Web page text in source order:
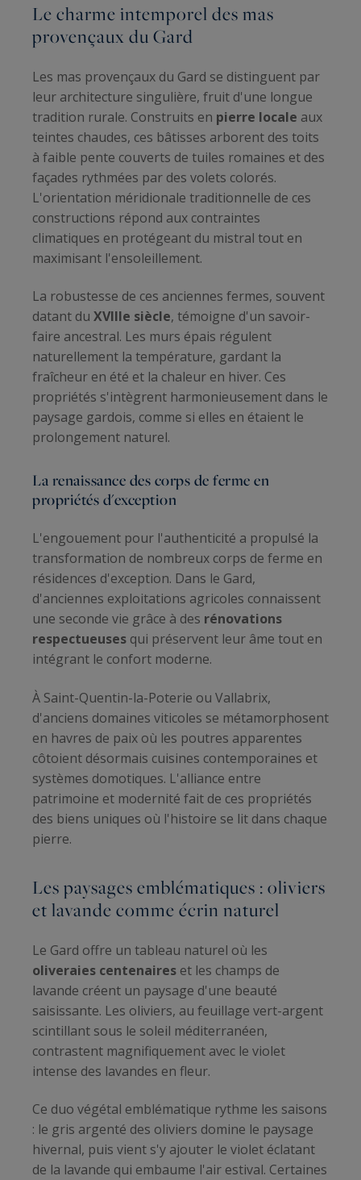
Le charme intemporel des mas
provençaux du Gard
Les mas provençaux du Gard se distinguent par
leur architecture singulière, fruit d'une longue
tradition rurale. Construits en pierre locale aux
teintes chaudes, ces bâtisses arborent des toits
à faible pente couverts de tuiles romaines et des
façades rythmées par des volets colorés.
L'orientation méridionale traditionnelle de ces
constructions répond aux contraintes
climatiques en protégeant du mistral tout en
maximisant l'ensoleillement.
La robustesse de ces anciennes fermes, souvent
datant du XVIIIe siècle, témoigne d'un savoir-
faire ancestral. Les murs épais régulent
naturellement la température, gardant la
fraîcheur en été et la chaleur en hiver. Ces
propriétés s'intègrent harmonieusement dans le
paysage gardois, comme si elles en étaient le
prolongement naturel.
La renaissance des corps de ferme en
propriétés d'exception
L'engouement pour l'authenticité a propulsé la
transformation de nombreux corps de ferme en
résidences d'exception. Dans le Gard,
d'anciennes exploitations agricoles connaissent
une seconde vie grâce à des rénovations
respectueuses qui préservent leur âme tout en
intégrant le confort moderne.
À Saint-Quentin-la-Poterie ou Vallabrix,
d'anciens domaines viticoles se métamorphosent
en havres de paix où les poutres apparentes
côtoient désormais cuisines contemporaines et
systèmes domotiques. L'alliance entre
patrimoine et modernité fait de ces propriétés
des biens uniques où l'histoire se lit dans chaque
pierre.
Les paysages emblématiques : oliviers
et lavande comme écrin naturel
Le Gard offre un tableau naturel où les
oliveraies centenaires et les champs de
lavande créent un paysage d'une beauté
saisissante. Les oliviers, au feuillage vert-argent
scintillant sous le soleil méditerranéen,
contrastent magnifiquement avec le violet
intense des lavandes en fleur.
Ce duo végétal emblématique rythme les saisons
: le gris argenté des oliviers domine le paysage
hivernal, puis vient s'y ajouter le violet éclatant
de la lavande qui embaume l'air estival. Certaines